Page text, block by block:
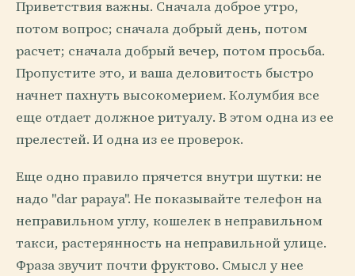
Приветствия важны. Сначала доброе утро,
потом вопрос; сначала добрый день, потом
расчет; сначала добрый вечер, потом просьба.
Пропустите это, и ваша деловитость быстро
начнет пахнуть высокомерием. Колумбия все
еще отдает должное ритуалу. В этом одна из ее
прелестей. И одна из ее проверок.
Еще одно правило прячется внутри шутки: не
надо "dar papaya". Не показывайте телефон на
неправильном углу, кошелек в неправильном
такси, растерянность на неправильной улице.
Фраза звучит почти фруктово. Смысл у нее